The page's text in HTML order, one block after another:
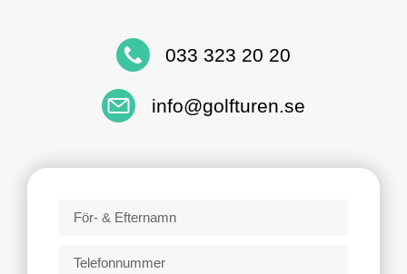
033 323 20 20
info@golfturen.se